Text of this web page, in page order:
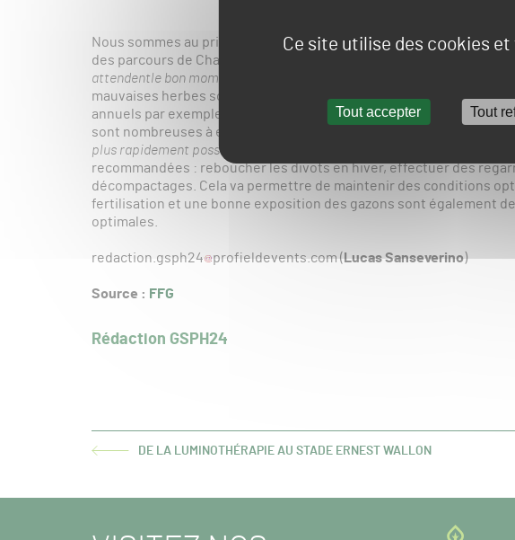
Ce site utilise des cookies
Tout accepter Tout
Nous sommes au printemps et, qui dit « printemps » dit «
des parcours de Chantilly, explique que le sol est «
un réservoir de
attendentle bon momentpour germer et s’installer dans les espaces
mauvaises herbes sont sensibles à l’acidité, à la richesse et à
annuels par exemple),dicotylédones (pâquerettes ou encore
sont nombreuses à envahir vos parcours de golf. Pour les limiter,
plus rapidement possible les trous existants dans le gazon
recommandées : reboucher les divots en hiver, effectuer des
décompactages. Cela va permettre de maintenir des conditions
fertilisation et une bonne exposition des gazons sont également
optimales.
redaction.gsph24 profieldevents.com (Lucas Sanseverino)
Source : FFG
Rédaction GSPH24
ARTICLEDE LA LUMINOTHÉRAPIE AU STADE ERNEST WALLON